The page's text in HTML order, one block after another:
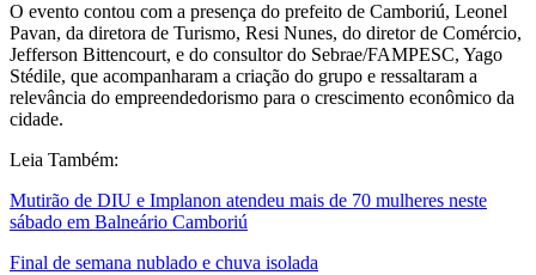
O evento contou com a presença do prefeito de Camboriú, Leonel
Pavan, da diretora de Turismo, Resi Nunes, do diretor de Comércio,
Jefferson Bittencourt, e do consultor do Sebrae/FAMPESC, Yago
Stédile, que acompanharam a criação do grupo e ressaltaram a
relevância do empreendedorismo para o crescimento econômico da
cidade.
Leia Também:
Mutirão de DIU e Implanon atendeu mais de 70 mulheres neste
sábado em Balneário Camboriú
Final de semana nublado e chuva isolada